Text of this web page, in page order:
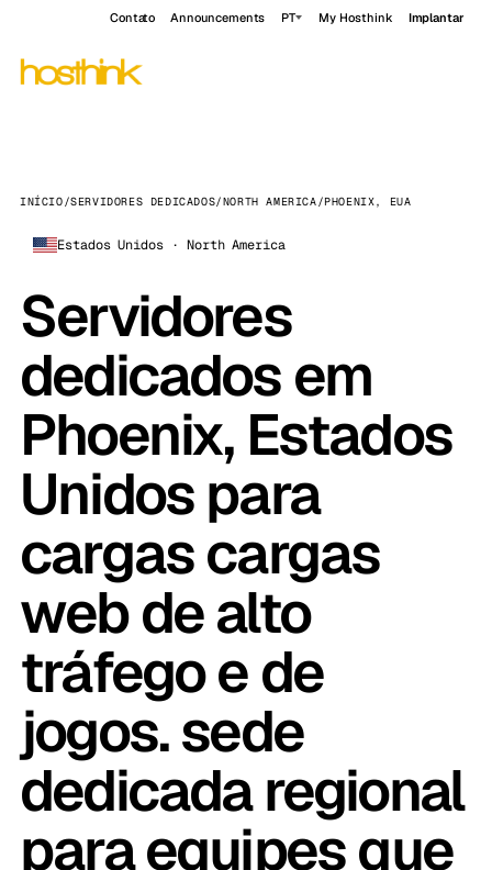
Contato Announcements PT My Hosthink Implantar
INÍCIO/SERVIDORES DEDICADOS/NORTH AMERICA/PHOENIX, EUA
Estados Unidos · North America
Servidores
dedicados em
Phoenix, Estados
Unidos para
cargas cargas
web de alto
tráfego e de
jogos. sede
dedicada regional
para equipes que